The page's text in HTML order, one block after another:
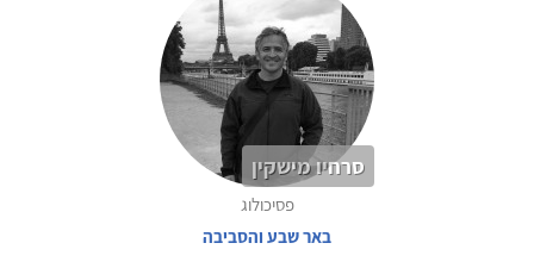
סרחיו מישקין
פסיכולוג
באר שבע והסביבה